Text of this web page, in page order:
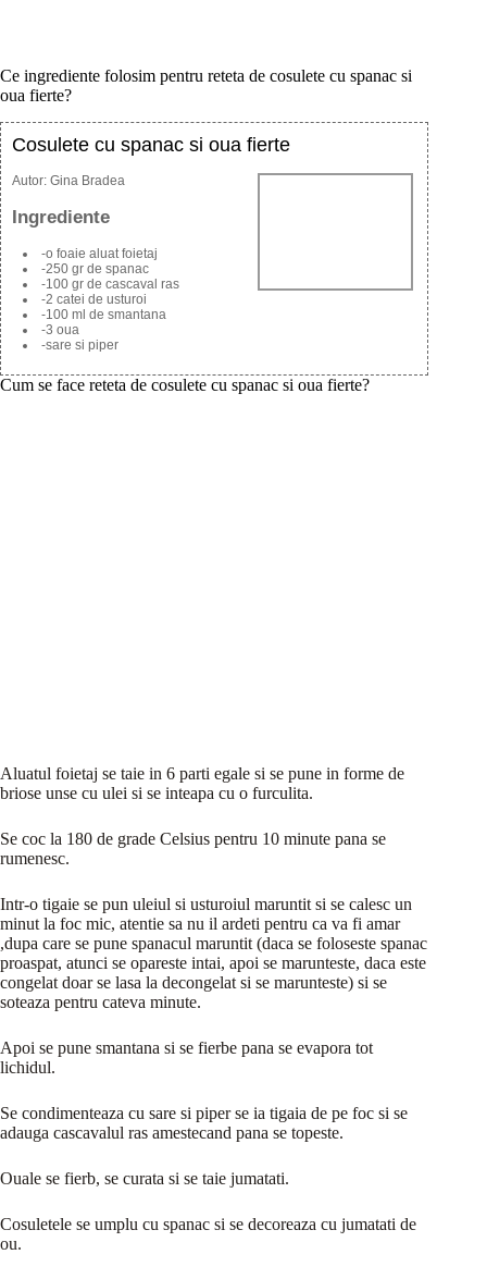
Ce ingrediente folosim pentru reteta de cosulete cu spanac si
oua fierte?
Cosulete cu spanac si oua fierte
Autor: Gina Bradea
Ingrediente
-o foaie aluat foietaj
-250 gr de spanac
-100 gr de cascaval ras
-2 catei de usturoi
-100 ml de smantana
-3 oua
-sare si piper
Cum se face reteta de cosulete cu spanac si oua fierte?
Aluatul foietaj se taie in 6 parti egale si se pune in forme de
briose unse cu ulei si se inteapa cu o furculita.
Se coc la 180 de grade Celsius pentru 10 minute pana se
rumenesc.
Intr-o tigaie se pun uleiul si usturoiul maruntit si se calesc un
minut la foc mic, atentie sa nu il ardeti pentru ca va fi amar
,dupa care se pune spanacul maruntit (daca se foloseste spanac
proaspat, atunci se opareste intai, apoi se marunteste, daca este
congelat doar se lasa la decongelat si se marunteste) si se
soteaza pentru cateva minute.
Apoi se pune smantana si se fierbe pana se evapora tot
lichidul.
Se condimenteaza cu sare si piper se ia tigaia de pe foc si se
adauga cascavalul ras amestecand pana se topeste.
Ouale se fierb, se curata si se taie jumatati.
Cosuletele se umplu cu spanac si se decoreaza cu jumatati de
ou.